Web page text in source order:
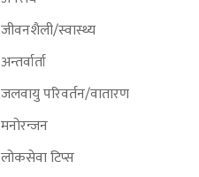
जीवनशैली/स्वास्थ्य
अन्तर्वार्ता
जलवायु परिवर्तन/वातारण
मनोरन्जन
लोकसेवा टिप्स